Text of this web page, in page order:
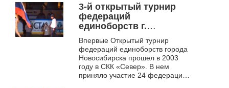
спортсменов-единоборцев
Новосибирска и 7000...
3-й открытый турнир
федераций
единоборств г.
Новосибирска
"Сибирский богатырь".
Новосибирск. 2006. Ч. 2
Впервые Открытый турнир
федераций единоборств города
Новосибирска прошел в 2003
году в СКК «Север». В нем
приняло участие 24 федерации,